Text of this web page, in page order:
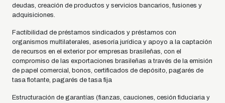
deudas, creación de productos y servicios bancarios, fusiones y
adquisiciones.
Factibilidad de préstamos sindicados y préstamos con
organismos multilaterales, asesoría jurídica y apoyo a la captación
de recursos en el exterior por empresas brasileñas, con el
compromiso de las exportaciones brasileñas a través de la emisión
de papel comercial, bonos, certificados de depósito, pagarés de
tasa flotante, pagarés de tasa fija
Estructuración de garantías (fianzas, cauciones, cesión fiduciaria y